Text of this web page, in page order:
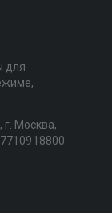
для
Москва,